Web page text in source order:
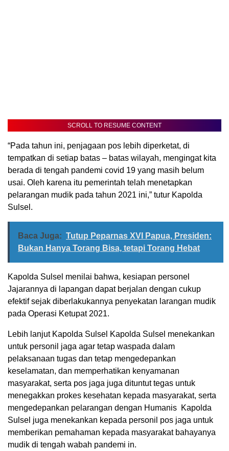
SCROLL TO RESUME CONTENT
“Pada tahun ini, penjagaan pos lebih diperketat, di
tempatkan di setiap batas – batas wilayah, mengingat kita
berada di tengah pandemi covid 19 yang masih belum
usai. Oleh karena itu pemerintah telah menetapkan
pelarangan mudik pada tahun 2021 ini,” tutur Kapolda
Sulsel.
Baca Juga: Tutup Peparnas XVI Papua, Presiden:
Bukan Hanya Torang Bisa, tetapi Torang Hebat
Kapolda Sulsel menilai bahwa, kesiapan personel
Jajarannya di lapangan dapat berjalan dengan cukup
efektif sejak diberlakukannya penyekatan larangan mudik
pada Operasi Ketupat 2021.
Lebih lanjut Kapolda Sulsel Kapolda Sulsel menekankan
untuk personil jaga agar tetap waspada dalam
pelaksanaan tugas dan tetap mengedepankan
keselamatan, dan memperhatikan kenyamanan
masyarakat, serta pos jaga juga dituntut tegas untuk
menegakkan prokes kesehatan kepada masyarakat, serta
mengedepankan pelarangan dengan Humanis Kapolda
Sulsel juga menekankan kepada personil pos jaga untuk
memberikan pemahaman kepada masyarakat bahayanya
mudik di tengah wabah pandemi in.